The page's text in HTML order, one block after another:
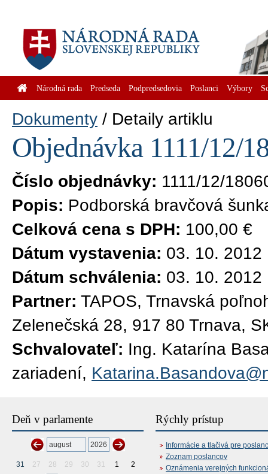
Národná rada Predseda Podpredsedovia Poslanci Výbory
Dokumenty Detaily artiklu
Objednávka 1111/12/
Číslo objednávky: 1111/12/
Popis: Podborská bravčová
Celková cena s DPH: 100,00 €
Dátum vystavenia: 03. 10. 2012
Dátum schválenia: 03. 10. 2012
Partner: TAPOS, Trnavská
Zelenečská 28, 917 80 Trnava,
Schvalovateľ: Ing. Katarína
zariadení,
Deň v parlamente
31 27 28 29 30 31 1
2
Rýchly prístup
Informácie a tlačivá pre
Zoznam poslancov
Oznámenia verejných